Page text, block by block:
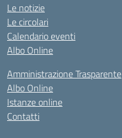
Le notizie
Le circolari
Calendario eventi
Albo Online
Amministrazione Trasparente
Albo Online
Istanze online
Contatti